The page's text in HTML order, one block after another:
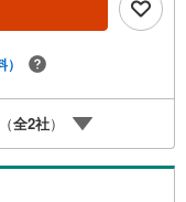
住宅販売」で検索！是
リフォームやリノベー
ベストな住宅ローン商
率、審査基準などを
ームローンの一体型商
の借入による住宅ロー
い
全2社）